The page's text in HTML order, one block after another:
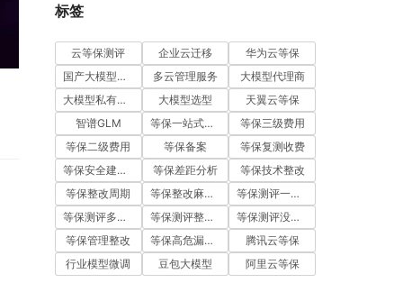
标签
云等保测评 企业云迁移
华为云等保
国产大模型五强
多云管理服务
大模型代理商
大模型私有化部署
大模型选型
天翼云等保
智谱GLM
等保一站式服务
等保三级费用
等保二级费用
等保备案
等保复测收费
等保安全建设费用
等保差距分析
等保技术整改
等保整改周期
等保整改麻烦吗
等保测评一次通过
等保测评多少钱
等保测评整改费用
等保测评没通过怎么办
等保管理整改
等保高危漏洞整改
腾讯云等保
行业模型微调
豆包大模型 阿里云等保